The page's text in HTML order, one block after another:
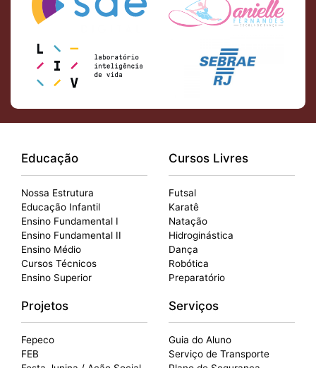
Educação
Nossa Estrutura
Educação Infantil
Ensino Fundamental I
Ensino Fundamental II
Ensino Médio
Cursos Técnicos
Ensino Superior
Cursos Livres
Futsal
Karatê
Natação
Hidroginástica
Dança
Robótica
Preparatório
Projetos
Fepeco
FEB
Serviços
Guia do Aluno
Serviço de Transporte